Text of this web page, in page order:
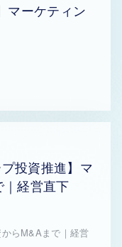
マーケティン
投資推進】マ
経営直下
からM&Aまで｜経営